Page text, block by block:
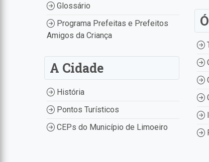
Glossário
Programa Prefeitas e Prefeitos
Amigos da Criança
A Cidade
História
Pontos Turísticos
CEPs do Município de Limoeiro